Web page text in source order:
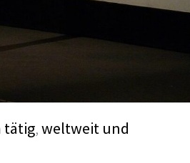
tätig,weltweit und